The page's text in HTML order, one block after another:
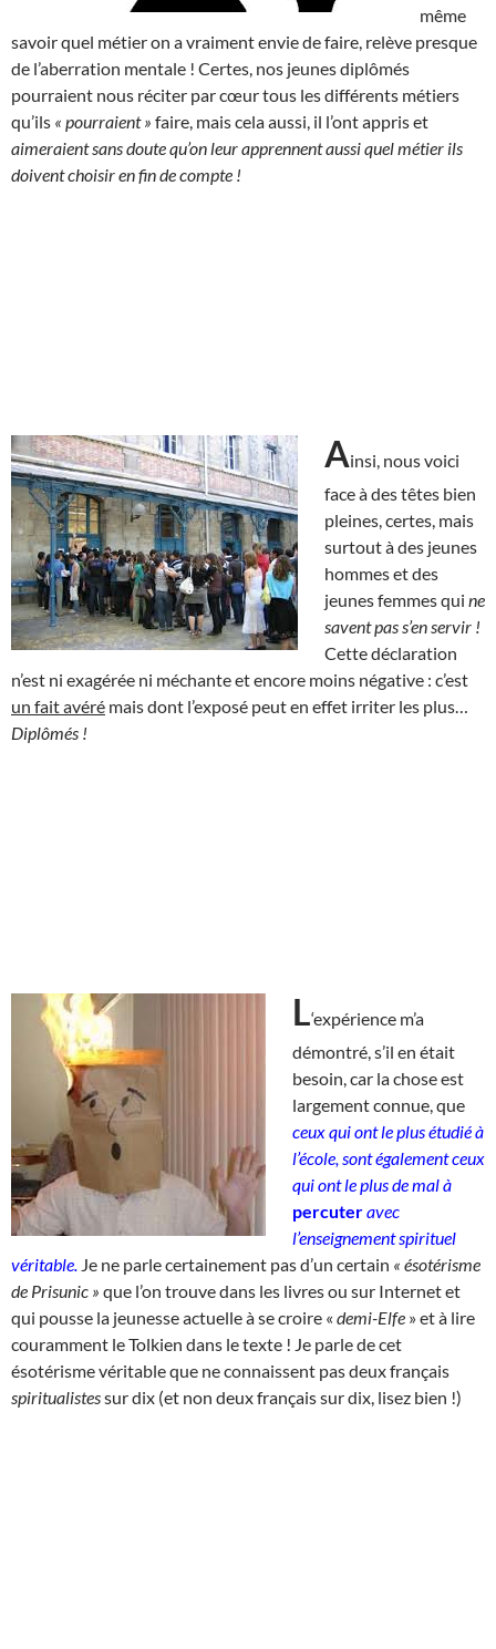
même
savoir quel métier on a vraiment envie de faire, relève presque
de l’aberration mentale ! Certes, nos jeunes diplômés
pourraient nous réciter par cœur tous les différents métiers
qu’ils « pourraient » faire, mais cela aussi, il l’ont appris et
aimeraient sans doute qu’on leur apprennent aussi quel métier ils
doivent choisir en fin de compte !
Ainsi, nous voici
face à des têtes bien
pleines, certes, mais
surtout à des jeunes
hommes et des
jeunes femmes qui ne
savent pas s’en servir !
Cette déclaration
n’est ni exagérée ni méchante et encore moins négative : c’est
un fait avéré mais dont l’exposé peut en effet irriter les plus…
Diplômés !
L‘expérience m’a
démontré, s’il en était
besoin, car la chose est
largement connue, que
ceux qui ont le plus étudié à
l’école, sont également ceux
qui ont le plus de mal à
percuteravec
l’enseignement spirituel
véritable Je ne parle certainement pas d’un certain « ésotérisme
de Prisunic » que l’on trouve dans les livres ou sur Internet et
qui pousse la jeunesse actuelle à se croire « demi-Elfe » et à lire
couramment le Tolkien dans le texte ! Je parle de cet
ésotérisme véritable que ne connaissent pas deux français
spiritualistessur dix (et non deux français sur dix, lisez bien !)